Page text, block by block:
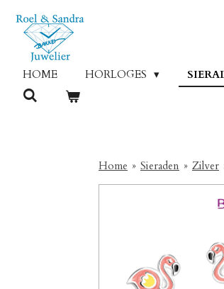
Ga
direct
hoofdinhoud
HOME HORLOGES
Home » Sieraden » Zilver